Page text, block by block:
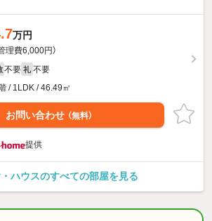
万円
管理費6,000円）
不要 礼 不要
/ 1LDK / 46.49㎡
お問い合わせ （無料）
提供
ハウスのすべての部屋を見る